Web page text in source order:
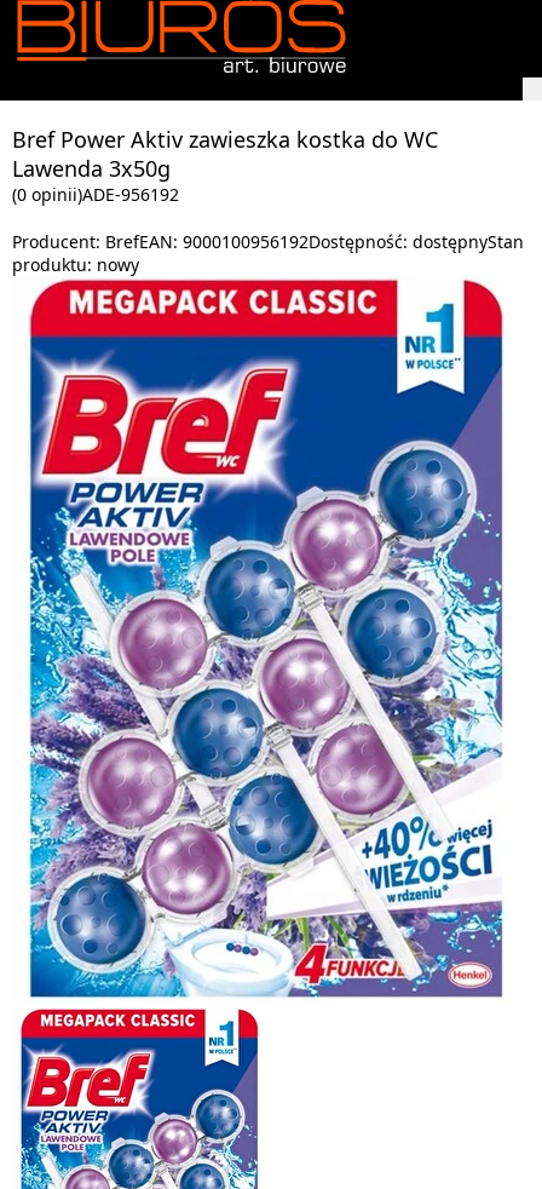
Bref Power Aktiv zawieszka kostka do WC
Lawenda 3x50g
(0 opinii)ADE-956192
Producent: BrefEAN: 9000100956192Dostępność: dostępnyStan
produktu: nowy